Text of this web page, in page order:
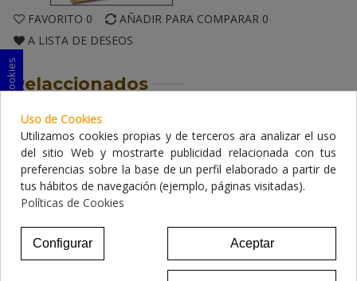
FAVORITO 0 AÑADIR PARA COMPARAR 0
A LISTA DE DESEOS
Relaccionados
NATURAL GREATNESS CORDERO
MONOPROTEICO
17,70 €
NATURAL GREATNESS CORDERO – Pienso...
61,27 €
Uso de Cookies
Utilizamos cookies propias y de terceros ara analizar el uso
del sitio Web y mostrarte publicidad relacionada con tus
preferencias sobre la base de un perfil elaborado a partir de
tus hábitos de navegación (ejemplo, páginas visitadas).
Políticas de Cookies
Aceptar
Configurar
Consentimiento de cookies